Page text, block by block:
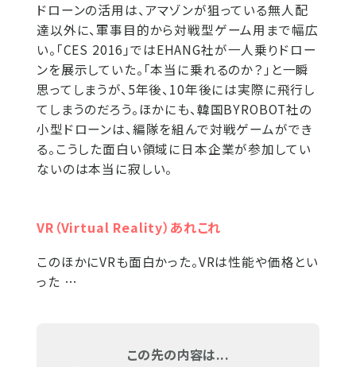
ドローンの活用は、アマゾンが狙っている無人配
達以外に、軍事目的から対戦型ゲーム用まで幅広
い。「CES 2016」ではEHANG社が一人乗りドロー
ンを展示していた。「本当に乗れるのか？」と一瞬
思ってしまうが、5年後、10年後には実際に飛行し
てしまうのだろう。ほかにも、韓国BYROBOT社の
小型ドローンは、編隊を組んで対戦ゲームができ
る。こうした面白い領域に日本企業が参加してい
ないのは本当に寂しい。
VR（Virtual Reality）あれこれ
このほかにVRも面白かった。VRは性能や価格とい
った …
この先の内容は...